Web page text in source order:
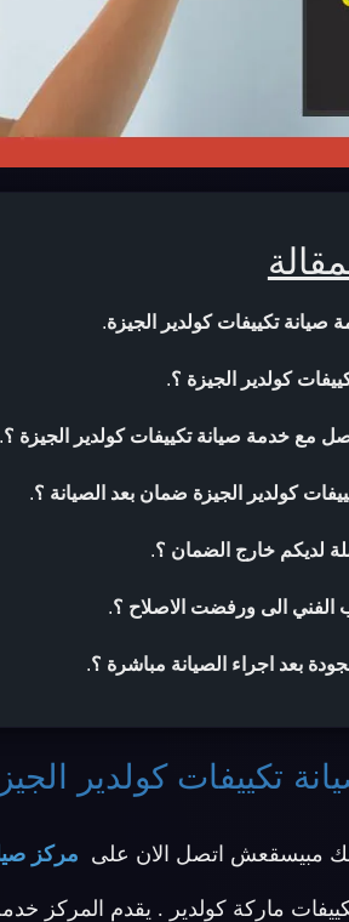
تكييفات كولدير الجيزة.
كولدير الجيزة ؟.
مع خدمة صيانة تكييفات كولدير الجيزة ؟.
كولدير الجيزة ضمان بعد الصيانة ؟.
لديكم خارج الضمان ؟.
الفني الى ورفضت الاصلاح ؟.
بعد اجراء الصيانة مباشرة ؟.
تكييفات كولدير
مبيسقعش اتصل الان على مركز
ماركة كولدير . يقدم المركز